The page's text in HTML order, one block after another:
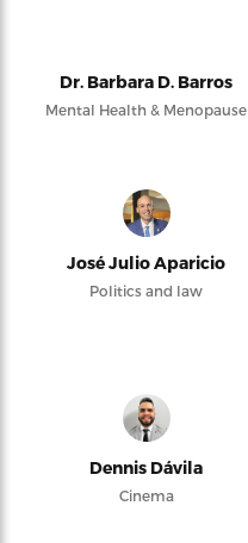
Dr. Barbara D. Barros
Mental Health & Menopause
José Julio Aparicio
Politics and law
Dennis Dávila
Cinema